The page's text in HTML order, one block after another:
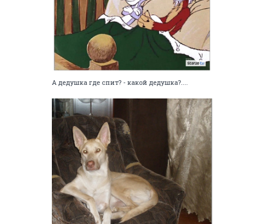
А дедушка где спит? - какой дедушка?....